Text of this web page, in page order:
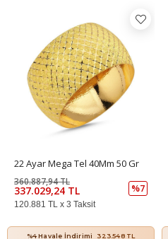
22 Ayar Mega Tel 40Mm 50 Gr
337.029,24 TL
360.887,94 TL
%7
120.881 TL x 3 Taksit
%4 Havale İndirimi 323.548 TL